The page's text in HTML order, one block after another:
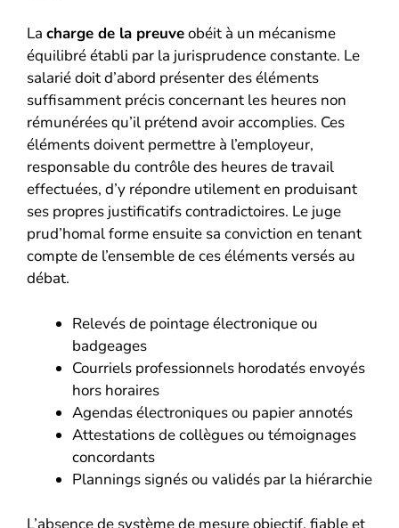
La charge de la preuveobéit à un mécanisme
équilibré établi par la jurisprudence constante. Le
salarié doit d’abord présenter des éléments
suffisamment précis concernant les heures non
rémunérées qu’il prétend avoir accomplies. Ces
éléments doivent permettre à l’employeur,
responsable du contrôle des heures de travail
effectuées, d’y répondre utilement en produisant
ses propres justificatifs contradictoires. Le juge
prud’homal forme ensuite sa conviction en tenant
compte de l’ensemble de ces éléments versés au
débat.
Relevés de pointage électronique ou
badgeages
Courriels professionnels horodatés envoyés
hors horaires
Agendas électroniques ou papier annotés
Attestations de collègues ou témoignages
concordants
Plannings signés ou validés par la hiérarchie